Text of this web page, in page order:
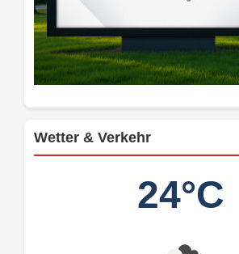
Wetter & Verkehr
24°C